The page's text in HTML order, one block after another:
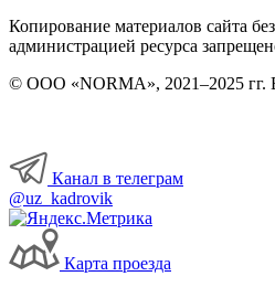
Копирование материалов сайта
администрацией ресурса
© ООО «NORMA», 2021–2025 гг.
Канал в телеграм
@uz_kadrovik
Карта проезда